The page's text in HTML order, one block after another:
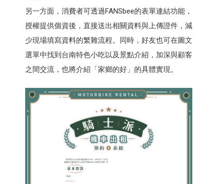
另一方面，消費者可透過FANSbee的表單連結功能，
授權提供個資後，直接送出相關資料與上傳證件，減
少現場填寫資料的繁雜流程。同時，好友也可在圖文
選單中找到台南特色小吃以及景點介紹，加深與顧客
之間交流，也將介紹「家鄉的好」的具體實現。